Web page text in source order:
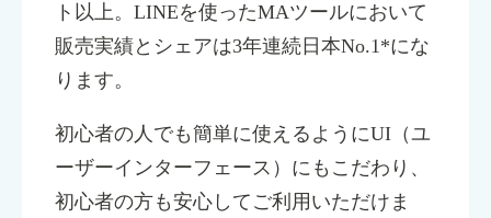
ト以上。LINEを使ったMAツールにおいて
販売実績とシェアは3年連続日本No.1*にな
ります。
初心者の人でも簡単に使えるようにUI（ユ
ーザーインターフェース）にもこだわり、
初心者の方も安心してご利用いただけま